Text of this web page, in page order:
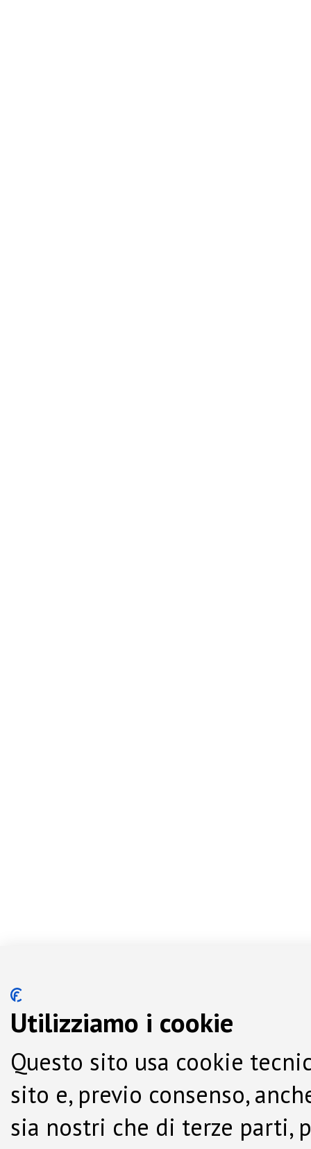
Utilizziamo i cookie
Questo sito usa cookie
sito e, previo consenso,
sia nostri che di terze parti,